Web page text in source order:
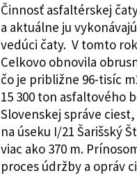
Činnosť asfaltérskej
a aktuálne ju
vedúci čaty. V tomto
Celkovo obnovila
čo je približne 96-tisíc
15 300 ton asfaltového
Slovenskej správe
na úseku I/21 Šarišský
viac ako 370 m.
proces údržby a opráv